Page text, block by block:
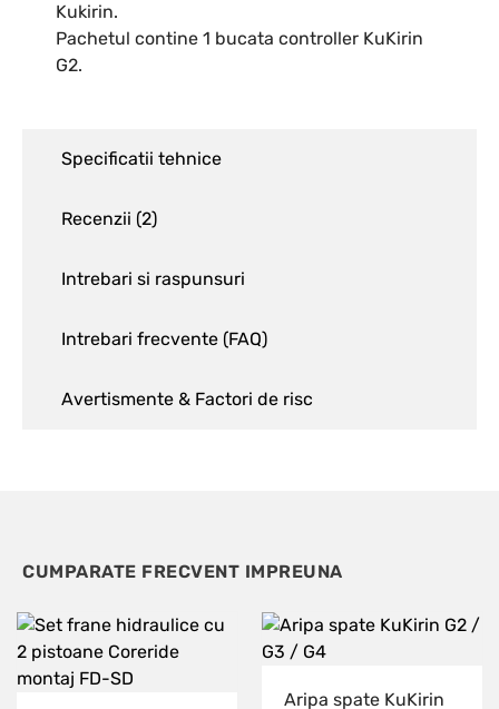
Specificatii tehnice
Recenzii (2)
Intrebari si raspunsuri
Intrebari frecvente (FAQ)
Avertismente & Factori de risc
Kukirin.
Pachetul contine 1 bucata controller KuKirin
G2.
CUMPARATE FRECVENT IMPREUNA
Aripa spate KuKirin